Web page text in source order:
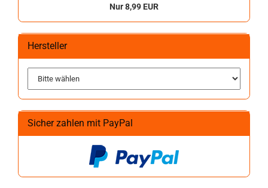
Nur 8,99 EUR
Hersteller
Sicher zahlen mit PayPal